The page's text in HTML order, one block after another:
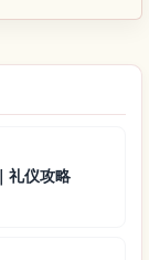
礼仪攻略